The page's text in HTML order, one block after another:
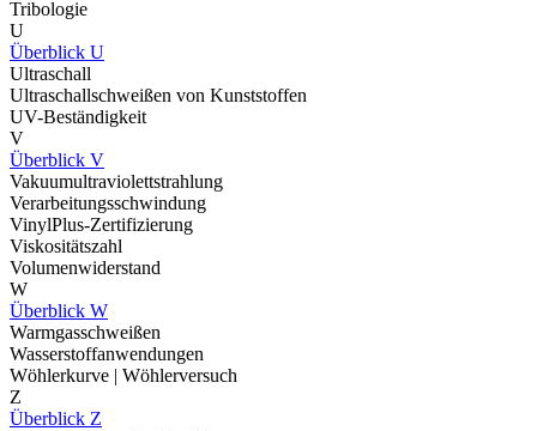
Tribologie
U
Überblick U
Ultraschall
Ultraschallschweißen von Kunststoffen
UV-Beständigkeit
V
Überblick V
Vakuumultraviolettstrahlung
Verarbeitungsschwindung
VinylPlus-Zertifizierung
Viskositätszahl
Volumenwiderstand
W
Überblick W
Warmgasschweißen
Wasserstoffanwendungen
Wöhlerkurve | Wöhlerversuch
Z
Überblick Z